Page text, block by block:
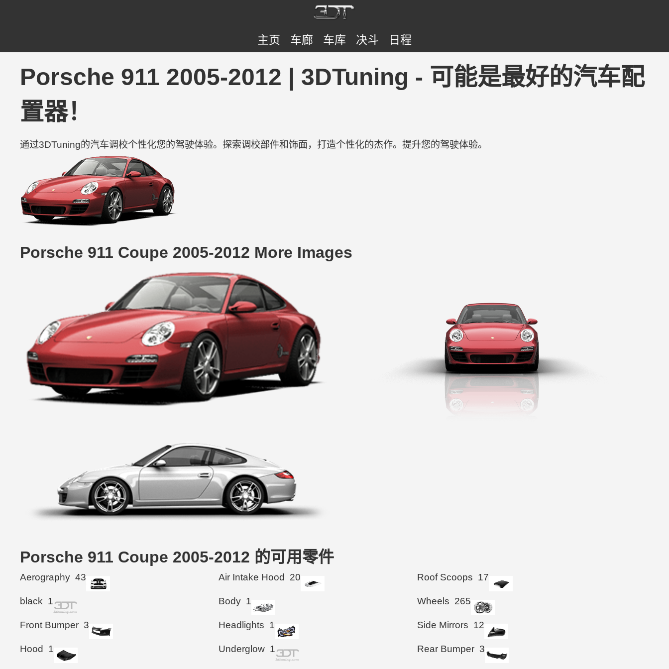
主页 车廊 车库 决斗 日程
Porsche 911 2005-2012 | 3DTuning - 可能是最好的汽车配
置器！
通过3DTuning的汽车调校个性化您的驾驶体验。探索调校部件和饰面，打造个性化的杰作。提升您的驾驶体验。
Porsche 911 Coupe 2005-2012 More Images
Porsche 911 Coupe 2005-2012 的可用零件
Aerography 43 Air Intake Hood 20 Roof Scoops 17
black 1 Body 1 Wheels 265
Front Bumper 3 Headlights 1 Side Mirrors 12
Hood 1 Underglow 1 Rear Bumper 3